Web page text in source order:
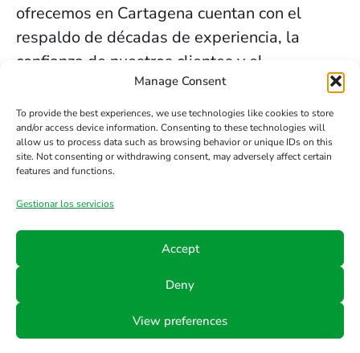
Manage Consent
To provide the best experiences, we use technologies like cookies to store
and/or access device information. Consenting to these technologies will
allow us to process data such as browsing behavior or unique IDs on this
site. Not consenting or withdrawing consent, may adversely affect certain
features and functions.
Gestionar los servicios
Accept
Deny
View preferences
ofrecemos en Cartagena cuentan con el
respaldo de décadas de experiencia, la
confianza de nuestros clientes y el
compromiso constante con la innovación y la
seguridad.
Contacta HTS
Teléfono
Email
info@hts-
Síguenos